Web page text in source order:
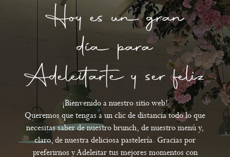
Hoy es un gran
día para
Adeleitarte y ser feliz
¡Bienvenido a nuestro sitio web!
Queremos que tengas a un clic de distancia todo lo que
necesitas saber de nuestro brunch, de nuestro menú y,
claro, de nuestra deliciosa pastelería. Gracias por
preferirnos y Adeleitar tus mejores momentos con